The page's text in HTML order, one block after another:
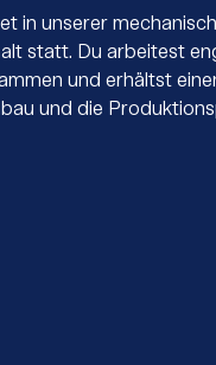
in unserer
statt. Du arbeitest
und erhältst
und die